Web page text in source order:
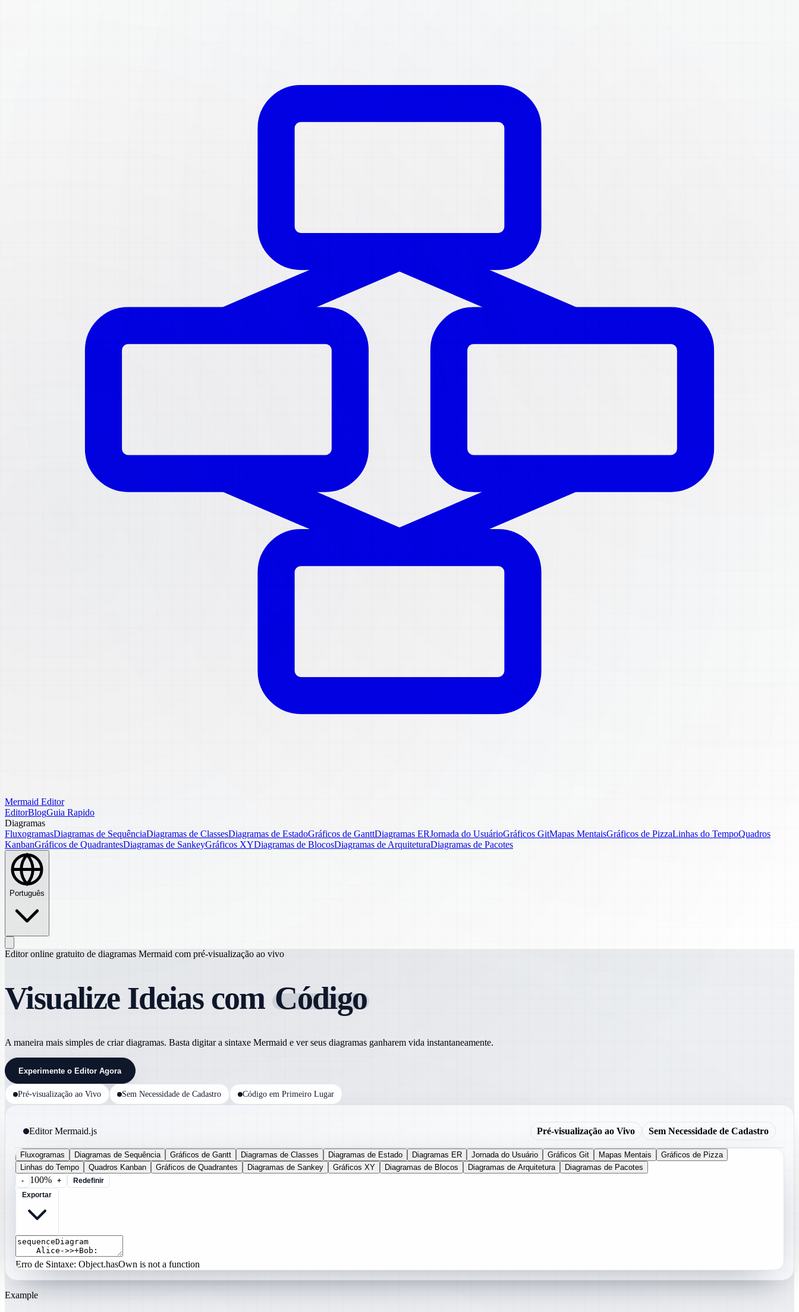
Mermaid Editor
EditorBlogGuia Rapido
Diagramas
FluxogramasDiagramas de SequênciaDiagramas de ClassesDiagramas de EstadoGráficos de GanttDiagramas ERJornada do UsuárioGráficos GitMapas MentaisGráficos de PizzaLinhas do TempoQuadros
KanbanGráficos de QuadrantesDiagramas de SankeyGráficos XYDiagramas de BlocosDiagramas de ArquiteturaDiagramas de Pacotes
Português
Editor online gratuito de diagramas Mermaid com pré-visualização ao vivo
Visualize Ideias com Código
A maneira mais simples de criar diagramas. Basta digitar a sintaxe Mermaid e ver seus diagramas ganharem vida instantaneamente.
Experimente o Editor Agora
Pré-visualização ao Vivo Sem Necessidade de Cadastro Código em Primeiro Lugar
Editor Mermaid.js Pré-visualização ao Vivo Sem Necessidade de Cadastro
Fluxogramas Diagramas de Sequência Gráficos de Gantt Diagramas de Classes Diagramas de Estado Diagramas ER Jornada do Usuário Gráficos Git Mapas Mentais
Gráficos de Pizza
Linhas do Tempo
Quadros Kanban Gráficos de Quadrantes Diagramas de Sankey Gráficos XY Diagramas de Blocos Diagramas de Arquitetura Diagramas de Pacotes
- 100% +
Redefinir
Erro de Sintaxe: Object.hasOwn is not a function
Example